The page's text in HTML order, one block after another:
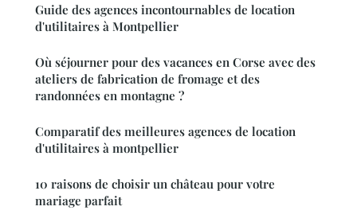
Guide des agences incontournables de location
d'utilitaires à Montpellier
Où séjourner pour des vacances en Corse avec des
ateliers de fabrication de fromage et des
randonnées en montagne ?
Comparatif des meilleures agences de location
d'utilitaires à montpellier
10 raisons de choisir un château pour votre
mariage parfait